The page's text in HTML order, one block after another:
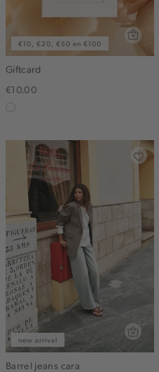
€10, €20, €50 en €100
Giftcard
€10.00
new arrival
Barrel jeans cara